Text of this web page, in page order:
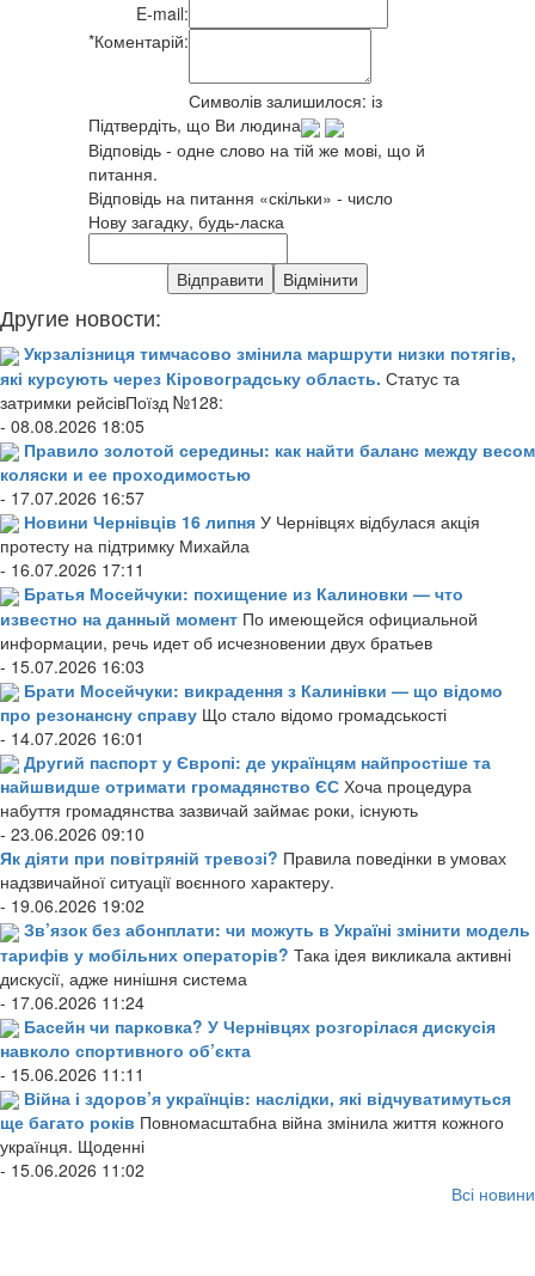
E-mail:
*Коментарій:
Символів залишилося: із
Підтвердіть, що Ви людина
Відповідь - одне слово на тій же мові, що й
питання.
Відповідь на питання «скільки» - число
Нову загадку, будь-ласка
Другие новости:
Укрзалізниця тимчасово змінила маршрути низки потягів,
які курсують через Кіровоградську область. Статус та
затримки рейсівПоїзд №128:
- 08.08.2026 18:05
Правило золотой середины: как найти баланс между весом
коляски и ее проходимостью
- 17.07.2026 16:57
Новини Чернівців 16 липня У Чернівцях відбулася акція
протесту на підтримку Михайла
- 16.07.2026 17:11
Братья Мосейчуки: похищение из Калиновки — что
известно на данный момент По имеющейся официальной
информации, речь идет об исчезновении двух братьев
- 15.07.2026 16:03
Брати Мосейчуки: викрадення з Калинівки — що відомо
про резонансну справу Що стало відомо громадськості
- 14.07.2026 16:01
Другий паспорт у Європі: де українцям найпростіше та
найшвидше отримати громадянство ЄС Хоча процедура
набуття громадянства зазвичай займає роки, існують
- 23.06.2026 09:10
Як діяти при повітряній тревозі? Правила поведінки в умовах
надзвичайної ситуації воєнного характеру.
- 19.06.2026 19:02
Зв’язок без абонплати: чи можуть в Україні змінити модель
тарифів у мобільних операторів? Така ідея викликала активні
дискусії, адже нинішня система
- 17.06.2026 11:24
Басейн чи парковка? У Чернівцях розгорілася дискусія
навколо спортивного об’єкта
- 15.06.2026 11:11
Війна і здоров’я українців: наслідки, які відчуватимуться
ще багато років Повномасштабна війна змінила життя кожного
українця. Щоденні
- 15.06.2026 11:02
Всі новини